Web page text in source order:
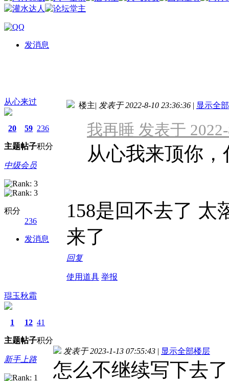
发消息
从心来过
20
主题
59
帖子
236
积分
中级会员
积分
236
发消息
楼主| 发表于 2022-8-10 23:36:36 | 显示全
我再睡 发表于
从心我来顶你
158是回不去了 太
来了
回复
使用道具 举报
琨玉秋霜
1
主题
12
帖子
41
积分
新手上路
发表于 2023-1-13 07:55:43 | 显示全部楼层
怎么不继续写下去了